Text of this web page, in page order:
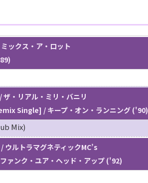
ックス・ア・ロット
・リアル・ミリ・バニリ
Single] / キープ・オン・ランニング ('90)
Mix)
ルトラマグネティックMC’s
ァンク・ユア・ヘッド・アップ ('92)